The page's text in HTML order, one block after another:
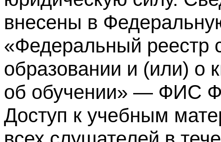
внесены в
«Федеральный реестр
образовании и (или) о
об обучении» — ФИС
Доступ к учебным